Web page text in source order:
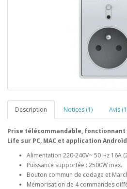
Description Notices (1) Avis
Prise télécommandable,
Life sur PC, MAC et application
Alimentation 220-240V~ 50 Hz 16A
Puissance supportée : 2500W max.
Bouton commun de codage et
Mémorisation de 4 commandes